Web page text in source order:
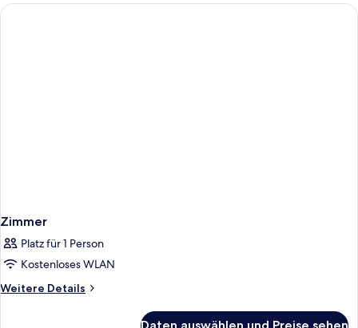
Zimmer
Platz für 1 Person
Kostenloses WLAN
Weitere Details
Weitere
Daten auswählen und Preise sehen